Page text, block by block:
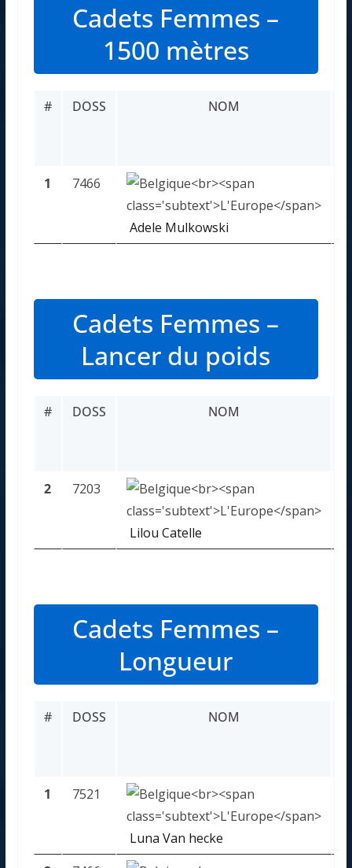
Cadets Femmes –
1500 mètres
# DOSS NOM
1 7466
Adele Mulkowski
Cadets Femmes –
Lancer du poids
# DOSS NOM
2 7203
Lilou Catelle
Cadets Femmes –
Longueur
# DOSS NOM
1 7521
Luna Van hecke